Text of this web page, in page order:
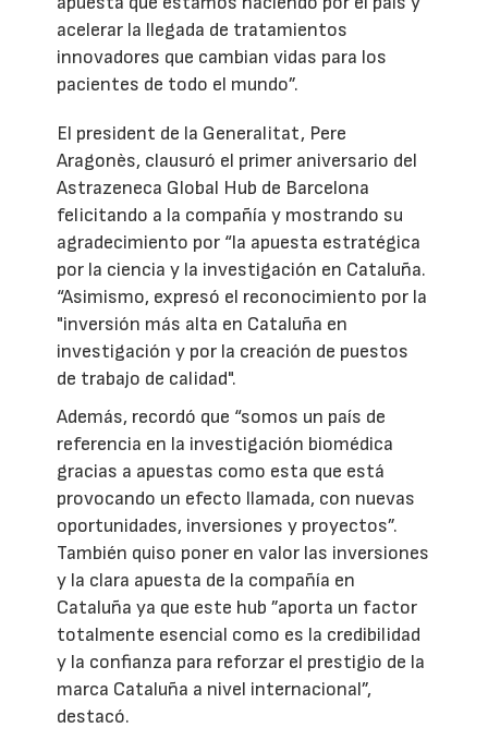
acelerar la llegada de tratamientos
innovadores que cambian vidas para los
pacientes de todo el mundo”.
El president de la Generalitat, Pere
Aragonès, clausuró el primer aniversario del
Astrazeneca Global Hub de Barcelona
felicitando a la compañía y mostrando su
agradecimiento por “la apuesta estratégica
por la ciencia y la investigación en Cataluña.
“Asimismo, expresó el reconocimiento por la
"inversión más alta en Cataluña en
investigación y por la creación de puestos
de trabajo de calidad".
Además, recordó que “somos un país de
referencia en la investigación biomédica
gracias a apuestas como esta que está
provocando un efecto llamada, con nuevas
oportunidades, inversiones y proyectos”.
También quiso poner en valor las inversiones
y la clara apuesta de la compañía en
Cataluña ya que este hub ”aporta un factor
totalmente esencial como es la credibilidad
y la confianza para reforzar el prestigio de la
marca Cataluña a nivel internacional”,
destacó.